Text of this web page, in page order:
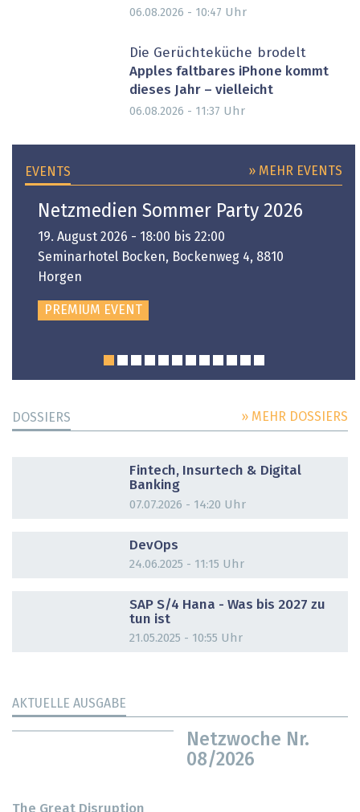
06.08.2026 - 10:47 Uhr
Die Gerüchteküche brodelt
Apples faltbares iPhone kommt
dieses Jahr – vielleicht
06.08.2026 - 11:37 Uhr
EVENTS » MEHR EVENTS
Netzmedien Sommer Party 2026
19. August 2026 - 18:00 bis 22:00
Seminarhotel Bocken, Bockenweg 4, 8810
Horgen
PREMIUM EVENT
DOSSIERS » MEHR DOSSIERS
Fintech, Insurtech & Digital
Banking
07.07.2026 - 14:20 Uhr
DevOps
24.06.2025 - 11:15 Uhr
SAP S/4 Hana - Was bis 2027 zu
tun ist
21.05.2025 - 10:55 Uhr
AKTUELLE AUSGABE
Netzwoche Nr.
08/2026
The Great Disruption